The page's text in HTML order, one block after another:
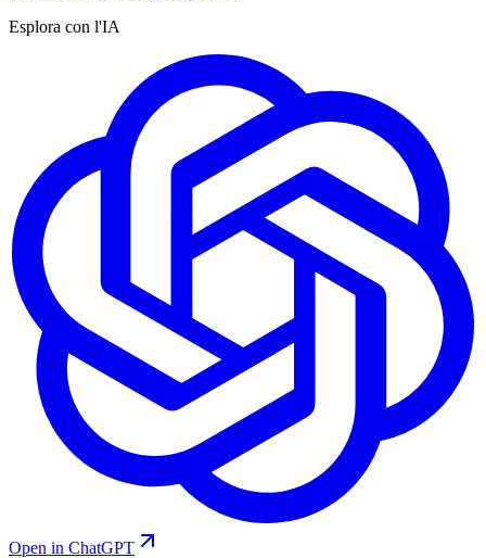
Esplora con l'IA
Open in ChatGPT